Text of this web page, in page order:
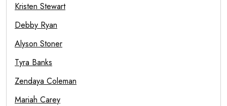
Kristen Stewart
Debby Ryan
Alyson Stoner
Tyra Banks
Zendaya Coleman
Mariah Carey